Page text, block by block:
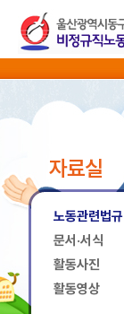
자료실
노동관련법규
문서·서식
활동사진
활동영상